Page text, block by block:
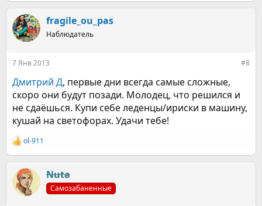
fragile_ou_pas
Наблюдатель
7 Янв 2013 #8
Дмитрий Д, первые дни всегда самые сложные,
скоро они будут позади. Молодец, что решился и
не сдаёшься. Купи себе леденцы/ириски в машину,
кушай на светофорах. Удачи тебе!
Р
е
к
ц
и
ol-911
Nuta
Самозабаненные